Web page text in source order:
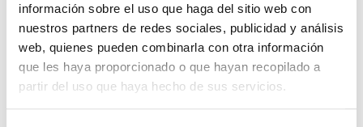
información sobre el uso que haga del sitio web con
nuestros partners de redes sociales, publicidad y análisis
web, quienes pueden combinarla con otra información
que les haya proporcionado o que hayan recopilado a
partir del uso que haya hecho de sus servicios.
la Asociación, en la que se desarrollará el ‘brain storming’‘¿Qué
queremos hacer con nuestra asociación? ¿Cómo mejorarla?’.
Para consultar el programa del Encuentro y la Asamblea